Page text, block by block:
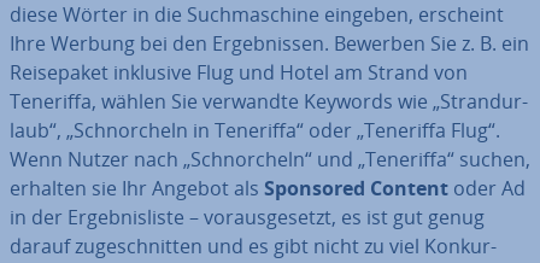
diese Wörter in die Such­ma­schi­ne eingeben, erscheint
Ihre Werbung bei den Er­geb­nis­sen. Bewerben Sie z. B. ein
Rei­se­pa­ket inklusive Flug und Hotel am Strand von
Teneriffa, wählen Sie verwandte Keywords wie „Strand­ur­
laub“, „Schnor­cheln in Teneriffa“ oder „Teneriffa Flug“.
Wenn Nutzer nach „Schnor­cheln“ und „Teneriffa“ suchen,
erhalten sie Ihr Angebot als Sponsored Content oder Ad
in der Er­geb­nis­lis­te – vor­aus­ge­setzt, es ist gut genug
darauf zu­ge­schnit­ten und es gibt nicht zu viel Kon­kur­